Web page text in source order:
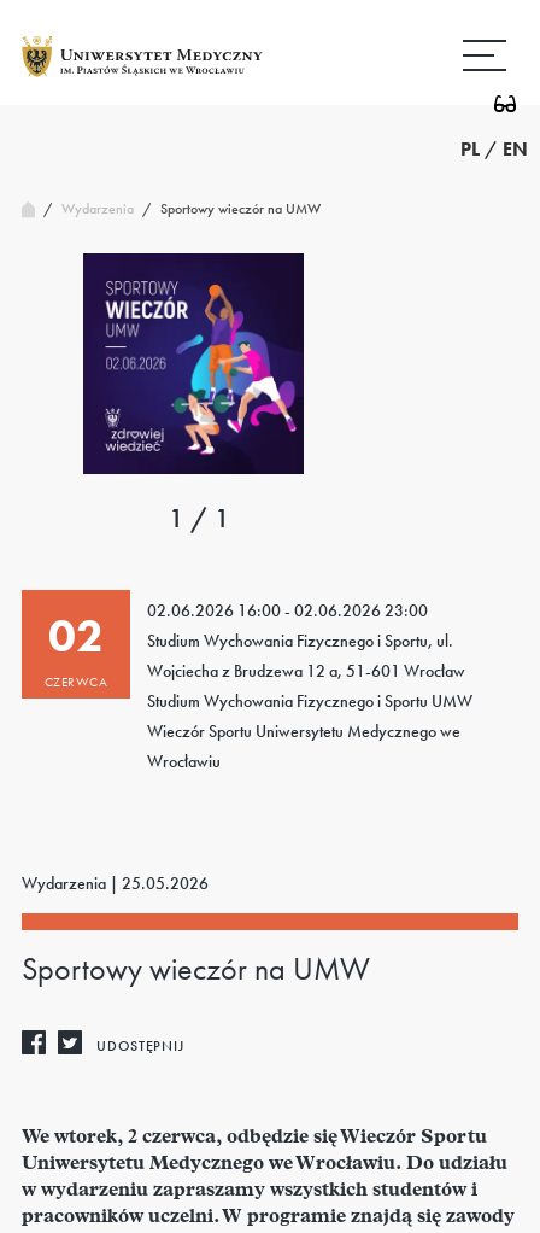
treści
strony
PL / EN
/ Wydarzenia / Sportowy wieczór na UMW
1 / 1
02
CZERWCA
02.06.2026 16:00 - 02.06.2026 23:00
Studium Wychowania Fizycznego i Sportu, ul.
Wojciecha z Brudzewa 12 a, 51-601 Wrocław
Studium Wychowania Fizycznego i Sportu UMW
Wieczór Sportu Uniwersytetu Medycznego we
Wrocławiu
Wydarzenia | 25.05.2026
Sportowy wieczór na UMW
UDOSTĘPNIJ
We wtorek, 2 czerwca, odbędzie się Wieczór Sportu
Uniwersytetu Medycznego we Wrocławiu. Do udziału
w wydarzeniu zapraszamy wszystkich studentów i
pracowników uczelni. W programie znajdą się zawody